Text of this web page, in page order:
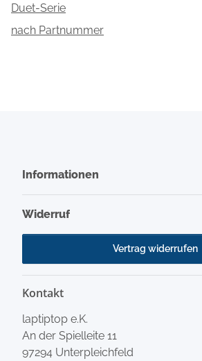
Duet-Serie
nach Partnummer
Informationen
Widerruf
Vertrag widerrufen
Kontakt
laptiptop e.K.
An der Spielleite 11
97294 Unterpleichfeld